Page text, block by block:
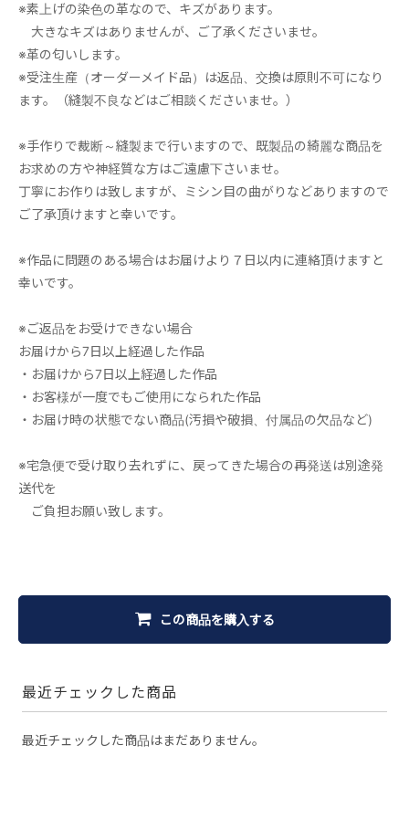
※素上げの染色の革なので、キズがあります。
大きなキズはありませんが、ご了承くださいませ。
※革の匂いします。
※受注生産（オーダーメイド品）は返品、交換は原則不可になり
ます。（縫製不良などはご相談くださいませ。）
※手作りで裁断～縫製まで行いますので、既製品の綺麗な商品を
お求めの方や神経質な方はご遠慮下さいませ。
丁寧にお作りは致しますが、ミシン目の曲がりなどありますので
ご了承頂けますと幸いです。
※作品に問題のある場合はお届けより７日以内に連絡頂けますと
幸いです。
※ご返品をお受けできない場合
お届けから7日以上経過した作品
・お届けから7日以上経過した作品
・お客様が一度でもご使用になられた作品
・お届け時の状態でない商品(汚損や破損、付属品の欠品など)
※宅急便で受け取り去れずに、戻ってきた場合の再発送は別途発
送代を
ご負担お願い致します。
この商品を購入する
最近チェックした商品
最近チェックした商品はまだありません。